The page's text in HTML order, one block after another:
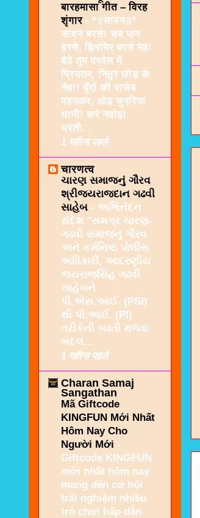
बारहमासा गीत – विरह
शृंगार - *॥सावन॥*
सावन बरसे! सब जन
हरसे, झिरमिर बरसे मेह!
बैठे तुम परदेस में
प्रियतम, निठुर छोड़ के
नेह!! बूँदों की पाजेब
पहनकर, ओढ़ चुनरिया
धानी! करे नवोढ़ा
धरती...
1 महीना पहले
चारणत्व
ચારણ સમાજનું ગૌરવ
શ્રીજયરાજદાન ગઢવી
સાહેબ - અભિનંદન
સંદેશ "સમગ્ર ચારણ-
ગઢવી સમાજનું ગૌરવ
અને કર્મનિષ્ઠ પોલીસ
અધિકારી, આદરણીય
જયરાજસિંહ ગઢવી
સાહેબને
પી.એસ.આઈ. (PSI)
થી પી.આઈ. (PI)
તરીકેની બઢતી મળવા
બદલ...
1 महीना पहले
Charan Samaj
Sangathan
Mã Giftcode
KINGFUN Mới Nhất
Hôm Nay Cho
Người Mới -
Giftcode KINGFUN
mới nhất hôm nay
mang đến cơ hội
trải nghiệm nhiều
trò chơi hấp dẫn